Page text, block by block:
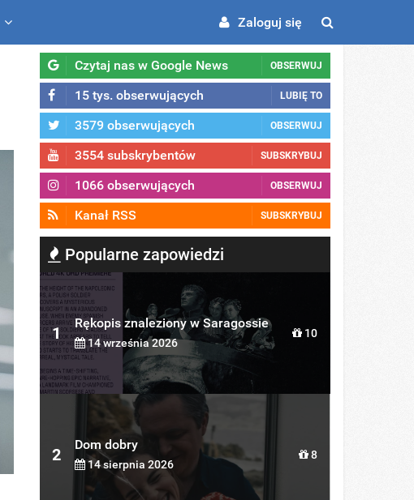
Zaloguj się
Czytaj nas w Google News OBSERWUJ
15 tys. obserwujących LUBIĘ TO
3579 obserwujących OBSERWUJ
3554 subskrybentów SUBSKRYBUJ
1066 obserwujących OBSERWUJ
Kanał RSS SUBSKRYBUJ
Popularne zapowiedzi
1
Rękopis znaleziony w Saragossie
14 września 2026
10
2
Dom dobry
14 sierpnia 2026
8